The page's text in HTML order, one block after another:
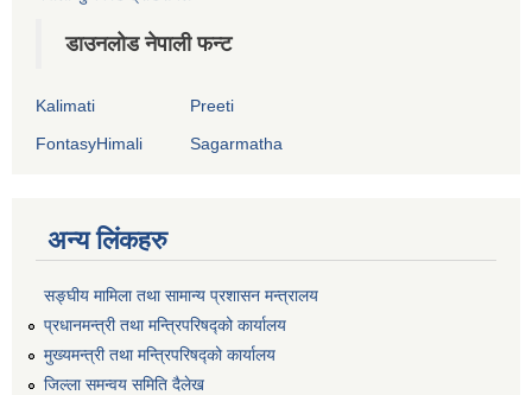
डाउनलोड नेपाली फन्ट
Kalimati
Preeti
FontasyHimali
Sagarmatha
अन्य लिंकहरु
सङ्‍घीय मामिला तथा सामान्य प्रशासन मन्त्रालय
प्रधानमन्त्री तथा मन्त्रिपरिषद्को कार्यालय
मुख्यमन्त्री तथा मन्त्रिपरिषद्को कार्यालय
जिल्ला समन्वय समिति दैलेख